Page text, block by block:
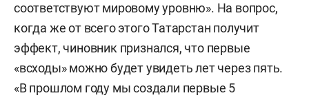
соответствуют мировому уровню». На вопрос,
когда же от всего этого Татарстан получит
эффект, чиновник признался, что первые
«всходы» можно будет увидеть лет через пять.
«В прошлом году мы создали первые 5